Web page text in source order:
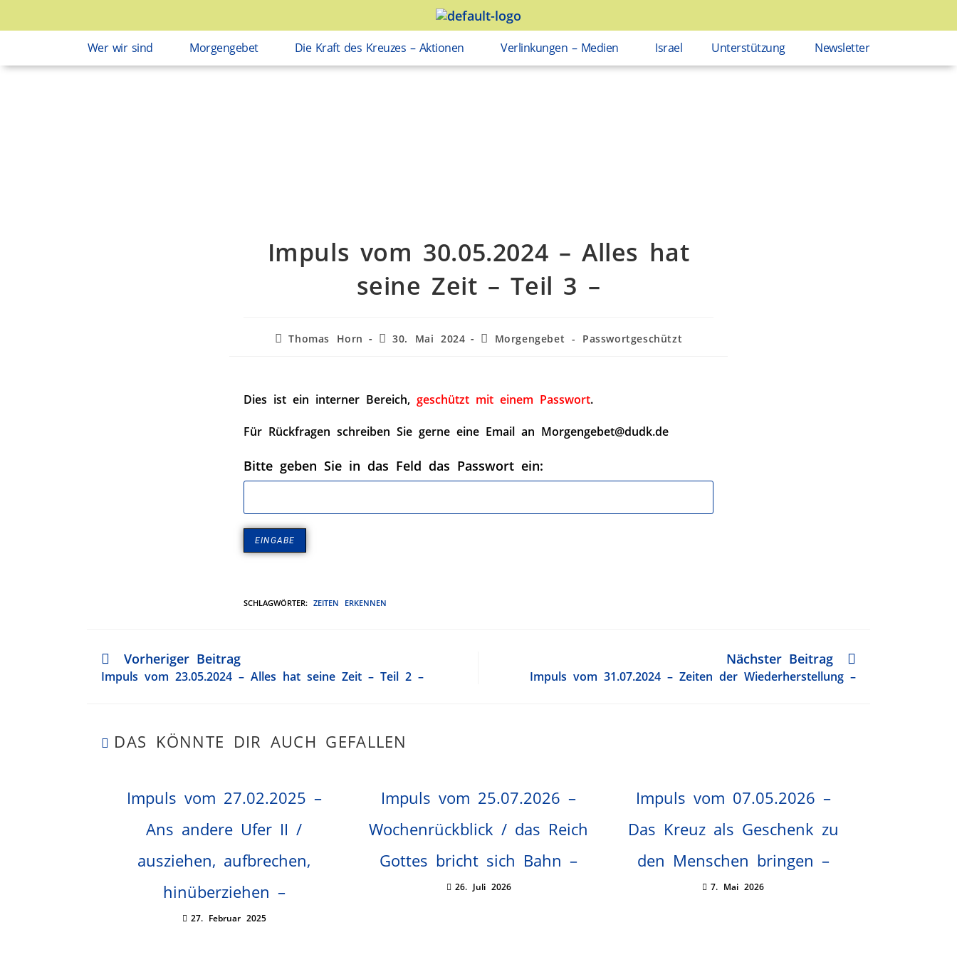
Wer wir sind Morgengebet Die Kraft des Kreuzes – Aktionen Verlinkungen – Medien Israel Unterstützung Newsletter
Impuls vom 30.05.2024 – Alles hat
seine Zeit – Teil 3 –
Thomas Horn 30. Mai 2024 Morgengebet - Passwortgeschützt
Dies ist ein interner Bereich, geschützt mit einem Passwort.
Für Rückfragen schreiben Sie gerne eine Email an Morgengebet@dudk.de
Bitte geben Sie in das Feld das Passwort ein:
SCHLAGWÖRTER: ZEITEN ERKENNEN
Vorheriger Beitrag
Impuls vom 23.05.2024 – Alles hat seine Zeit – Teil 2 –
Nächster Beitrag
Impuls vom 31.07.2024 – Zeiten der Wiederherstellung –
DAS KÖNNTE DIR AUCH GEFALLEN
Impuls vom 27.02.2025 –
Ans andere Ufer II /
ausziehen, aufbrechen,
hinüberziehen –
27. Februar 2025
Impuls vom 25.07.2026 –
Wochenrückblick / das Reich
Gottes bricht sich Bahn –
26. Juli 2026
Impuls vom 07.05.2026 –
Das Kreuz als Geschenk zu
den Menschen bringen –
7. Mai 2026